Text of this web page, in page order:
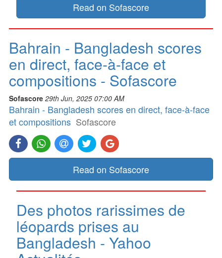
Read on Sofascore
Bahrain - Bangladesh scores
en direct, face-à-face et
compositions - Sofascore
Sofascore 29th Jun, 2025 07:00 AM
Bahrain - Bangladesh scores en direct, face-à-face
et compositions Sofascore
Read on Sofascore
Des photos rarissimes de
léopards prises au
Bangladesh - Yahoo